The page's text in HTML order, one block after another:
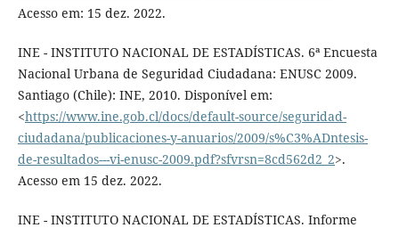
Acesso em: 15 dez. 2022.
INE - INSTITUTO NACIONAL DE ESTADÍSTICAS. 6ª Encuesta
Nacional Urbana de Seguridad Ciudadana: ENUSC 2009.
Santiago (Chile): INE, 2010. Disponível em:
<https://www.ine.gob.cl/docs/default-source/seguridad-
ciudadana/publicaciones-y-anuarios/2009/s%C3%ADntesis-
de-resultados---vi-enusc-2009.pdf?sfvrsn=8cd562d2_2>.
Acesso em 15 dez. 2022.
INE - INSTITUTO NACIONAL DE ESTADÍSTICAS. Informe